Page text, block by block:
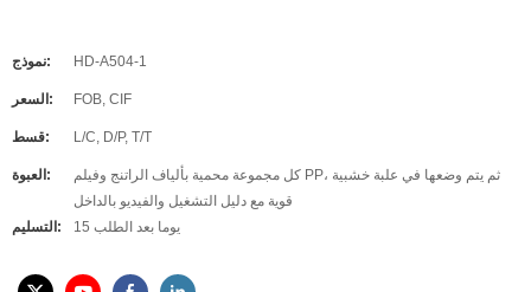
نموذج: HD-A504-1
السعر: FOB, CIF
قسط: L/C, D/P, T/T
العبوة:
كل مجموعة محمية بألياف الراتنج وفيلم PP، ثم يتم وضعها في علبة خشبية
قوية مع دليل التشغيل والفيديو بالداخل
التسليم:
15 يوما بعد الطلب